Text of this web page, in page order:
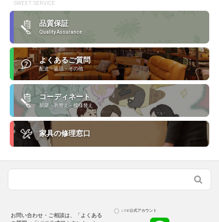
SWEET SERVICE
品質保証
Quality Assurance
よくあるご質問
配送・返品・その他
コーディネート
新築・衣替え・模様替え
家具の修理窓口
お問い合わせ・ご相談は、「よくある
LINE公式アカウント